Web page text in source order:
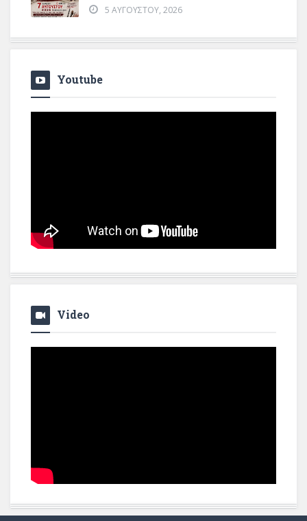
5 ΑΥΓΟΎΣΤΟΥ, 2026
Youtube
Video